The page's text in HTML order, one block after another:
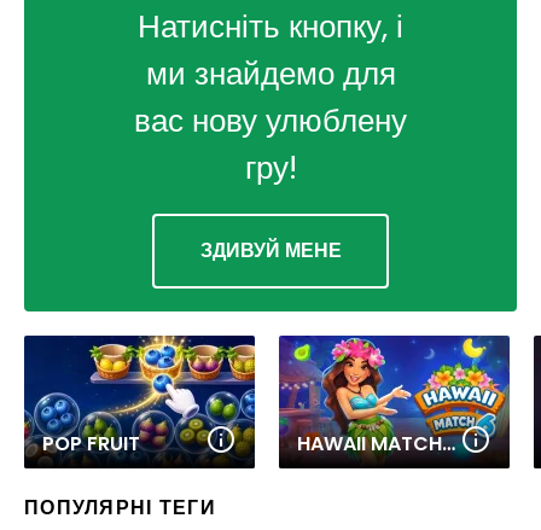
Натисніть кнопку, і
ми знайдемо для
вас нову улюблену
гру!
ЗДИВУЙ МЕНЕ
POP FRUIT HAWAII MATCH 6
ПОПУЛЯРНІ ТЕГИ